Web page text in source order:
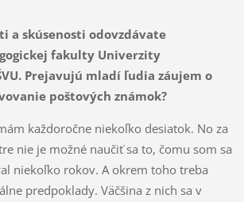
a skúsenosti odovzdávate
fakulty Univerzity
Prejavujú mladí ľudia záujem o
poštových známok?
každoročne niekoľko desiatok. No za
nie je možné naučiť sa to, čomu som sa
niekoľko rokov. A okrem toho treba
predpoklady. Väčšina z nich sa v